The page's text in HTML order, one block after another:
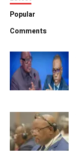
Popular
Comments